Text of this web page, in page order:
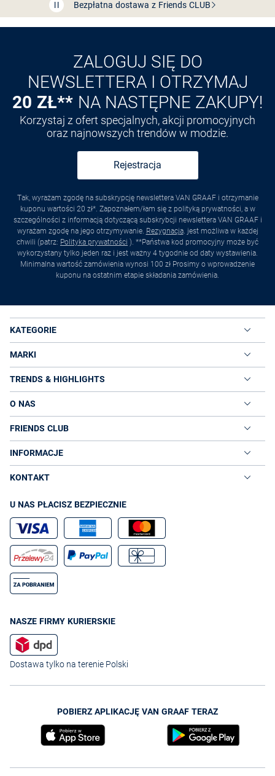
Przedłużenie czasu zwrotu towaru: 60 dni
ZALOGUJ SIĘ DO
NEWSLETTERA I OTRZYMAJ
20 ZŁ** NA NASTĘPNE ZAKUPY!
Korzystaj z ofert specjalnych, akcji promocyjnych
oraz najnowszych trendów w modzie.
Rejestracja
Tak, wyrażam zgodę na subskrypcję newslettera VAN GRAAF i otrzymanie
kuponu wartości 20 zł*. Zapoznałem/łam się z polityką prywatności, a w
szczególności z informacją dotyczącą subskrybcji newslettera VAN GRAAF i
wyrażam zgodę na jego otrzymywanie. Rezygnacja. jest możliwa w każdej
chwili (patrz: Polityka prywatności ). **Państwa kod promocyjny może być
wykorzystany tylko jeden raz i jest ważny 4 tygodnie od daty wystawienia.
Minimalna wartość zamówienia wynosi 100 zł Prosimy o wprowadzenie
kuponu na ostatnim etapie składania zamówienia.
KATEGORIE
MARKI
TRENDS & HIGHLIGHTS
O NAS
FRIENDS CLUB
INFORMACJE
KONTAKT
U NAS PŁACISZ BEZPIECZNIE
NASZE FIRMY KURIERSKIE
Dostawa tylko na terenie Polski
POBIERZ APLIKACJĘ VAN GRAAF TERAZ